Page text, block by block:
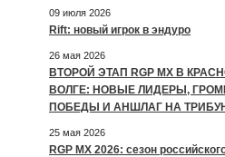
09 июля 2026
Rift: новый игрок в эндуро
26 мая 2026
ВТОРОЙ ЭТАП RGP MX В
ВОЛГЕ: НОВЫЕ ЛИДЕРЫ,
ПОБЕДЫ И АНШЛАГ НА
25 мая 2026
RGP MX 2026: сезон